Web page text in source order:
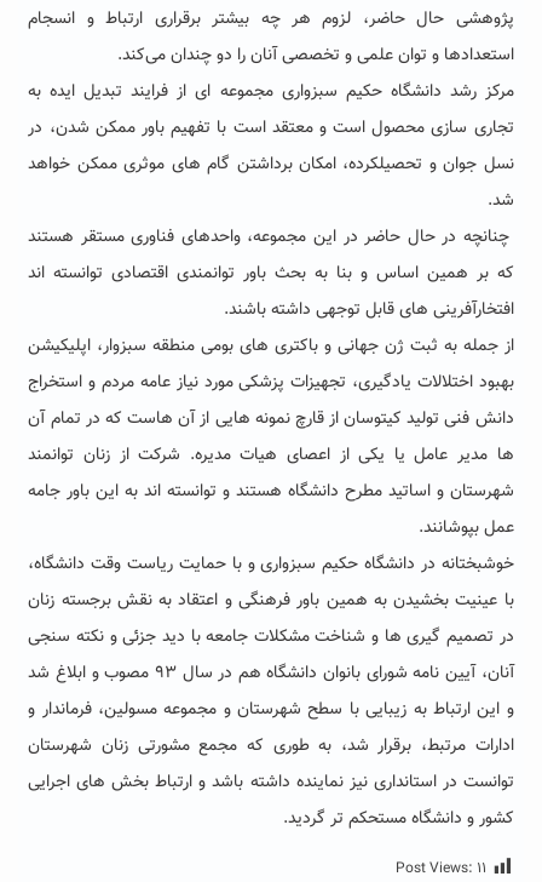
پژوهشی حال حاضر، لزوم هر چه بیشتر برقراری ارتباط و انسجام
استعدادها و توان علمی و تخصصی آنان را دو چندان می‌کند.
مرکز رشد دانشگاه حکیم سبزواری مجموعه ای از فرایند تبدیل ایده به
تجاری سازی محصول است و معتقد است با تفهیم باور ممکن شدن، در
نسل جوان و تحصیلکرده، امکان برداشتن گام های موثری ممکن خواهد
شد.
چنانچه در حال حاضر در این مجموعه، واحدهای فناوری مستقر هستند
که بر همین اساس و بنا به بحث باور توانمندی اقتصادی توانسته اند
افتخارآفرینی های قابل توجهی داشته باشند.
از جمله به ثبت ژن جهانی و باکتری های بومی منطقه سبزوار، اپلیکیشن
بهبود اختلالات یادگیری، تجهیزات پزشکی مورد نیاز عامه مردم و استخراج
دانش فنی تولید کیتوسان از قارچ نمونه هایی از آن هاست که در تمام آن
ها مدیر عامل یا یکی از اعصای هیات مدیره. شرکت از زنان توانمند
شهرستان و اساتید مطرح دانشگاه هستند و توانسته اند به این باور جامه
عمل بپوشانند.
خوشبختانه در دانشگاه حکیم سبزواری و با حمایت ریاست وقت دانشگاه،
با عینیت بخشیدن به همین باور فرهنگی و اعتقاد به نقش برجسته زنان
در تصمیم گیری ها و شناخت مشکلات جامعه با دید جزئی و نکته سنجی
آنان، آیین نامه شورای بانوان دانشگاه هم در سال ۹۳ مصوب و ابلاغ شد
و این ارتباط به زیبایی با سطح شهرستان و مجموعه مسولین، فرماندار و
ادارات مرتبط، برقرار شد، به طوری که مجمع مشورتی زنان شهرستان
توانست در استانداری نیز نماینده داشته باشد و ارتباط بخش های اجرایی
کشور و دانشگاه مستحکم تر گردید.
Post Views: ۱۱